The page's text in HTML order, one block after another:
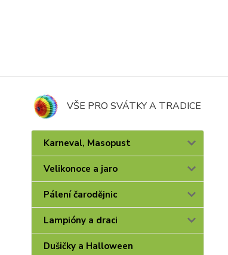
VŠE PRO SVÁTKY A TRADICE
Karneval, Masopust
Velikonoce a jaro
Pálení čarodějnic
Lampióny a draci
Dušičky a Halloween